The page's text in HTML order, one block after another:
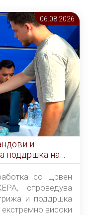
06.08 2026
и
поддршка на
бран
со Црвен
спроведува
и поддршка
екстремно високи